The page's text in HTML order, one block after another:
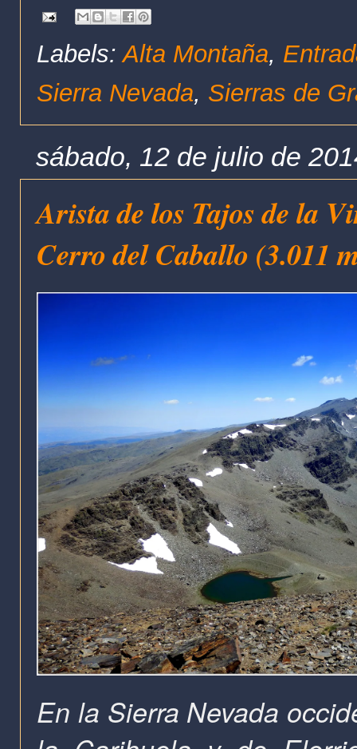
Labels:Alta Montaña,
Sierra Nevada, Sierras de
sábado, 12 de julio de
Arista de los Tajos de la
Cerro del Caballo (3.011
En la Sierra Nevada